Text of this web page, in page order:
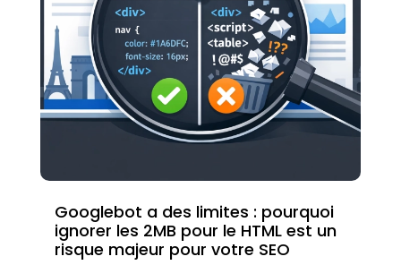
Googlebot a des limites : pourquoi
ignorer les 2MB pour le HTML est un
risque majeur pour votre SEO